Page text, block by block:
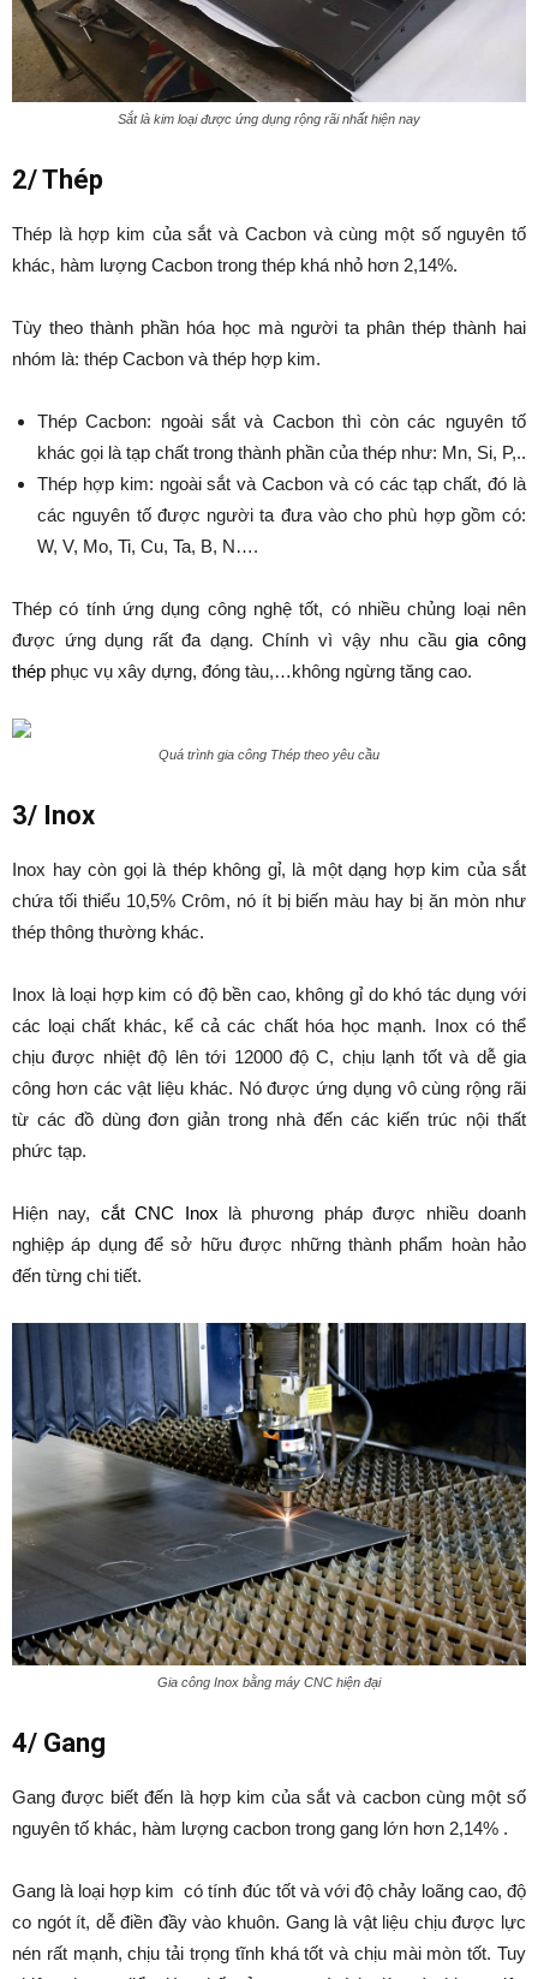
Sắt là kim loại được ứng dụng rộng rãi nhất hiện nay
2/ Thép
Thép là hợp kim của sắt và Cacbon và cùng một số nguyên tố
khác, hàm lượng Cacbon trong thép khá nhỏ hơn 2,14%.
Tùy theo thành phần hóa học mà người ta phân thép thành hai
nhóm là: thép Cacbon và thép hợp kim.
Thép Cacbon: ngoài sắt và Cacbon thì còn các nguyên tố
khác gọi là tạp chất trong thành phần của thép như: Mn, Si, P,..
Thép hợp kim: ngoài sắt và Cacbon và có các tạp chất, đó là
các nguyên tố được người ta đưa vào cho phù hợp gồm có:
W, V, Mo, Ti, Cu, Ta, B, N….
Thép có tính ứng dụng công nghệ tốt, có nhiều chủng loại nên
được ứng dụng rất đa dạng. Chính vì vậy nhu cầugia công
thép phục vụ xây dựng, đóng tàu,…không ngừng tăng cao.
Quá trình gia công Thép theo yêu cầu
3/ Inox
Inox hay còn gọi là thép không gỉ, là một dạng hợp kim của sắt
chứa tối thiểu 10,5% Crôm, nó ít bị biến màu hay bị ăn mòn như
thép thông thường khác.
Inox là loại hợp kim có độ bền cao, không gỉ do khó tác dụng với
các loại chất khác, kể cả các chất hóa học mạnh. Inox có thể
chịu được nhiệt độ lên tới 12000 độ C, chịu lạnh tốt và dễ gia
công hơn các vật liệu khác. Nó được ứng dụng vô cùng rộng rãi
từ các đồ dùng đơn giản trong nhà đến các kiến trúc nội thất
phức tạp.
Hiện nay, cắt CNC Inox là phương pháp được nhiều doanh
nghiệp áp dụng để sở hữu được những thành phẩm hoàn hảo
đến từng chi tiết.
Gia công Inox bằng máy CNC hiện đại
4/ Gang
Gang được biết đến là hợp kim của sắt và cacbon cùng một số
nguyên tố khác, hàm lượng cacbon trong gang lớn hơn 2,14% .
Gang là loại hợp kim có tính đúc tốt và với độ chảy loãng cao, độ
co ngót ít, dễ điền đầy vào khuôn. Gang là vật liệu chịu được lực
nén rất mạnh, chịu tải trọng tĩnh khá tốt và chịu mài mòn tốt. Tuy